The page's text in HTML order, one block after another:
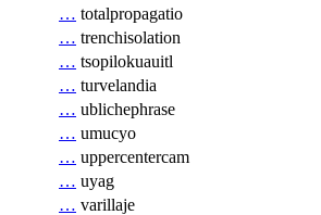
… totalpropagatio
… trenchisolation
… tsopilokuauitl
… turvelandia
… ublichephrase
… umucyo
… uppercentercam
… uyag
… varillaje